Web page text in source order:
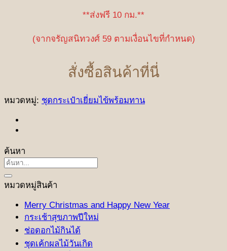
**ส่งฟรี 10 กม.**
(จากจรัญสนิทวงศ์ 59 ตามเงื่อนไขที่กำหนด)
สั่งซื้อสินค้าที่นี่
หมวดหมู่: ชุดกระเป๋าเยี่ยมไข้พร้อมทาน
ค้นหา
ค้นหา:
หมวดหมู่สินค้า
Merry Christmas and Happy New Year
กระเช้าสุขภาพปีใหม่
ช่อดอกไม้กินได้
ชุดเค้กผลไม้วันเกิด